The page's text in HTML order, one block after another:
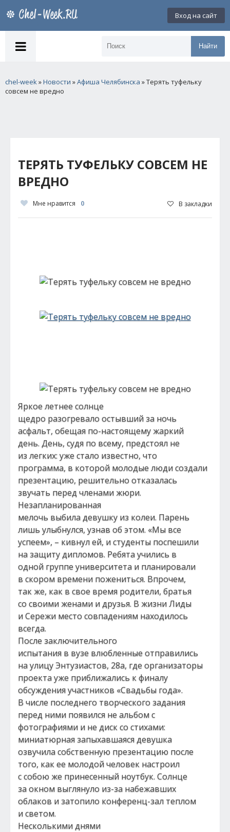
Вход на сайт
Найти
chel-week»Новости »Афиша Челябинска » Терять туфельку
совсем не вредно
ТЕРЯТЬ ТУФЕЛЬКУ СОВСЕМ НЕ
ВРЕДНО
Мне нравится 0 В закладки
Яркое летнее солнце
щедро разогревало остывший за ночь
асфальт, обещая по-настоящему жаркий
день. День, судя по всему, предстоял не
из легких: уже стало известно, что
программа, в которой молодые люди создали
презентацию, решительно отказалась
звучать перед членами жюри.
Незапланированная
мелочь выбила девушку из колеи. Парень
лишь улыбнулся, узнав об этом. «Мы все
успеем», – кивнул ей, и студенты поспешили
на защиту дипломов. Ребята учились в
одной группе университета и планировали
в скором времени пожениться. Впрочем,
так же, как в свое время родители, братья
со своими женами и друзья. В жизни Лиды
и Сережи место совпадениям находилось
всегда.
После заключительного
испытания в вузе влюбленные отправились
на улицу Энтузиастов, 28а, где организаторы
проекта уже приближались к финалу
обсуждения участников «Свадьбы года».
В числе последнего творческого задания
перед ними появился не альбом с
фотографиями и не диск со стихами:
миниатюрная запыхавшаяся девушка
озвучила собственную презентацию после
того, как ее молодой человек настроил
с собою же принесенный ноутбук. Солнце
за окном выглянуло из-за набежавших
облаков и затопило конференц-зал теплом
и светом.
Несколькими днями